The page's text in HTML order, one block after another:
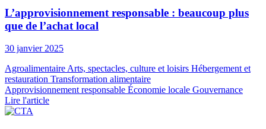
L’approvisionnement responsable : beaucoup plus
que de l’achat local
30 janvier 2025
AgroalimentaireArts, spectacles, culture et loisirs Hébergement et
restauration Transformation alimentaire
Approvisionnement responsable Économie locale Gouvernance
Lire l'article